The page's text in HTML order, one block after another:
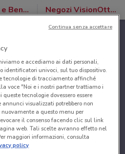
Salute e Benessere Negozi VisionOttica
e accediamo ai dati personali,
identificatori univoci, sul tuo dispositivo.
tecnologie di tracciamento affinché
voce "Noi e i nostri partner trattiamo i
tecnologie dovessero essere
visualizzati potrebbero non
a questo menu per
il consenso facendo clic sul link
web. Tali scelte avranno effetto nel
maggiori informazioni, consulta
policy
Continua senza accettare